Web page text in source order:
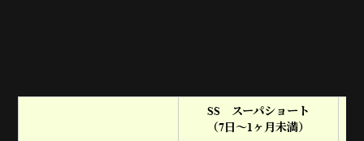
SS スーパショート
（7日～1ヶ月未満）